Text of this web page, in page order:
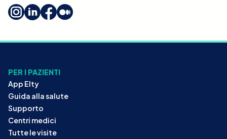
PER I PAZIENTI
App Elty
Guida alla salute
Supporto
Centri medici
Tutte le visite